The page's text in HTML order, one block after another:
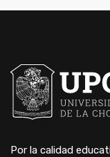
Por la calidad